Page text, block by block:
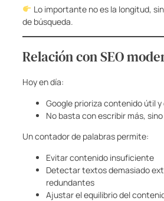
Lo importante no es la longitud,
de búsqueda.
Relación con SEO
Hoy en día:
Google prioriza contenido útil
No basta con escribir más,
Un contador de palabras permite:
Evitar contenido insuficiente
Detectar textos demasiado
redundantes
Ajustar el equilibrio del